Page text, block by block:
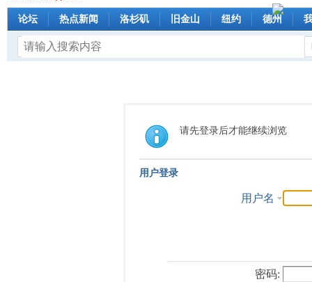
论坛 热点新闻 洛杉矶 旧金山 纽约 德州
请先登录后才能继续浏览
用户登录
用户名
密码: